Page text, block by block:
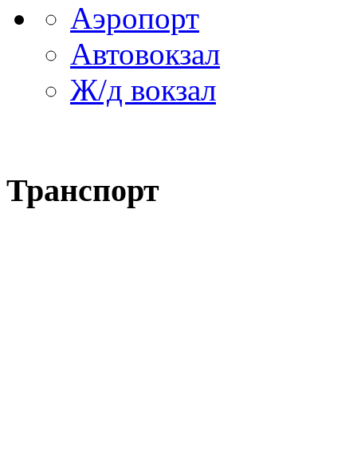
Аэропорт
Автовокзал
Ж/д вокзал
Транспорт